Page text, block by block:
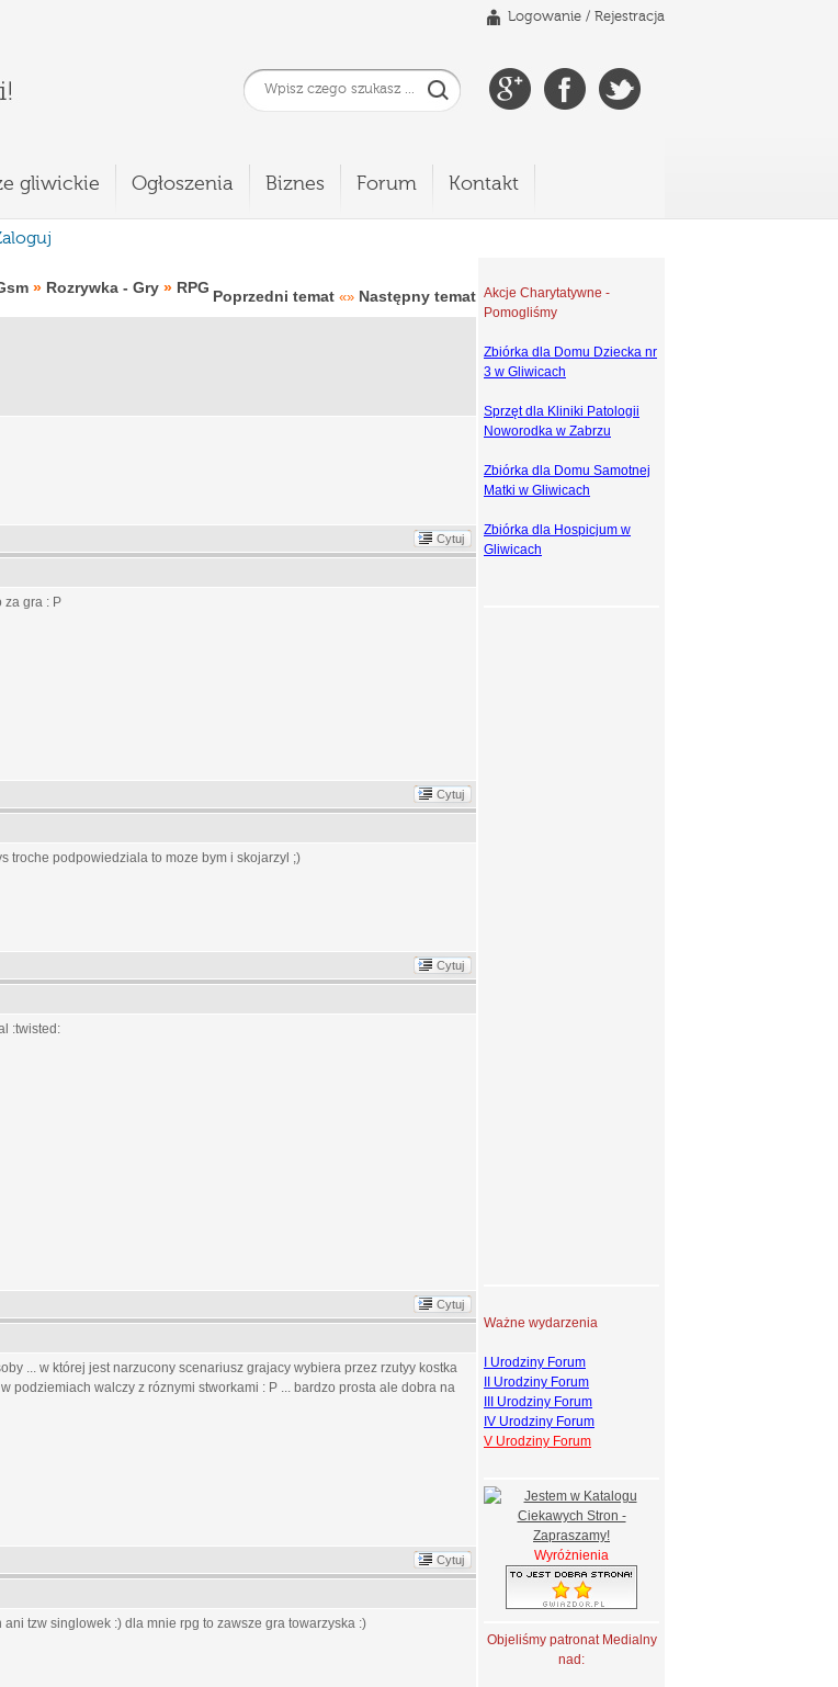
Logowanie / Rejestracja
gliwickie Ogłoszenia Biznes Forum Kontakt
» Rozrywka - Gry » RPG Poprzedni temat «» Następny temat
Cytuj
za gra : P
Cytuj
troche podpowiedziala to moze bym i skojarzyl ;)
Cytuj
:twisted:
Cytuj
... w której jest narzucony scenariusz grajacy wybiera przez rzutyy kostka
podziemiach walczy z róznymi stworkami : P ... bardzo prosta ale dobra na
Cytuj
tzw singlowek :) dla mnie rpg to zawsze gra towarzyska :)
Akcje Charytatywne -
Pomogliśmy
Zbiórka dla Domu Dziecka nr
3 w Gliwicach
Sprzęt dla Kliniki Patologii
Noworodka w Zabrzu
Zbiórka dla Domu Samotnej
Matki w Gliwicach
Zbiórka dla Hospicjum w
Gliwicach
Ważne wydarzenia
I Urodziny Forum
II Urodziny Forum
III Urodziny Forum
IV Urodziny Forum
V Urodziny Forum
Wyróżnienia
Objeliśmy patronat Medialny
nad: